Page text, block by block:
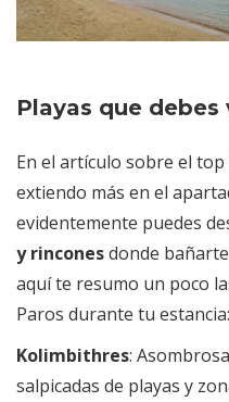
Playas que debes
En el artículo sobre el top
extiendo más en el
evidentemente puedes
y rinconesdonde
aquí te resumo un poco
Paros durante tu estancia:
Kolimbithres:
salpicadas de playas y